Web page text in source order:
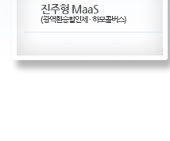
진주형 MaaS
(광역환승할인제 · 하모콜버스)